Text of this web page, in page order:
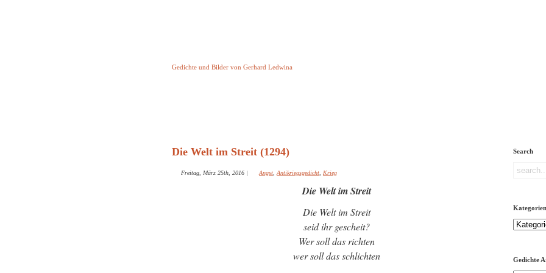
Gedichte und Bilder von Gerhard Ledwina
Die Welt im Streit (1294)
Freitag, März 25th, 2016 | Angst Antikriegsgedicht Krieg
Die Welt im Streit
Die Welt im Streit
seid ihr gescheit?
Wer soll das richten
wer soll das schlichten
Search
Kategorien
Kategorien
Gedichte